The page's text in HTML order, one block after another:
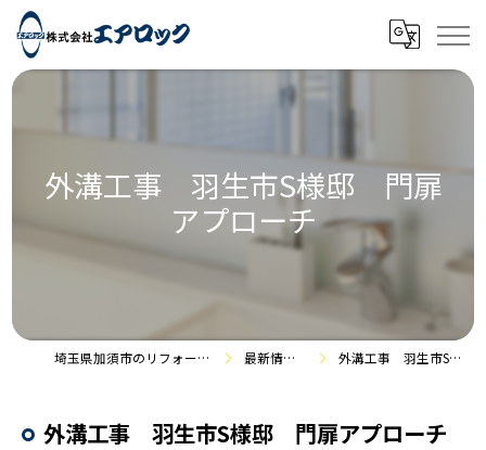
外溝工事 羽生市S様邸 門扉
アプローチ
埼玉県加須市のリフォームなら株式会社エアロック 最新情報・施工事例 外溝工事 羽生市S様邸 門扉アプローチ
外溝工事 羽生市S様邸 門扉アプローチ